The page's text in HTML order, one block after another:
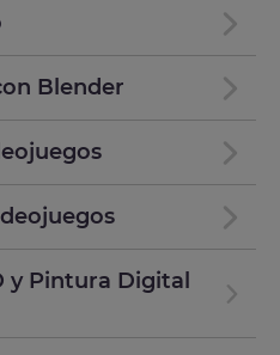
Blender
y Pintura Digital